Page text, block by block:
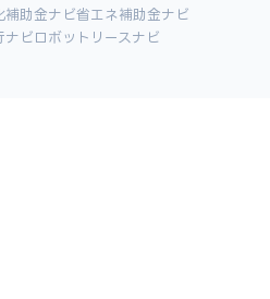
補助金ナビ省エネ補助金ナビ
ナビ ロボットリースナビ